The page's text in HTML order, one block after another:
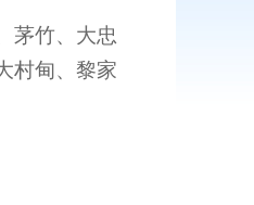
茅竹、大忠
村甸、黎家